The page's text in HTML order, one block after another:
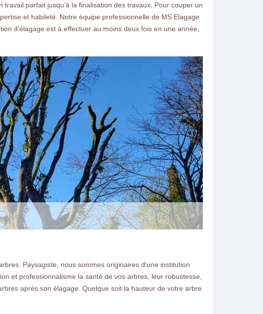
Nous contacter
parfait jusqu’à la finalisation des travaux. Pour couper un
et habileté. Notre équipe professionnelle de MS Elagage
d’élagage est à effectuer au moins deux fois en une année,
Paysagiste, nous sommes originaires d'une institution
et professionnalisme la santé de vos arbres, leur robustesse,
après son élagage. Quelque soit la hauteur de votre arbre